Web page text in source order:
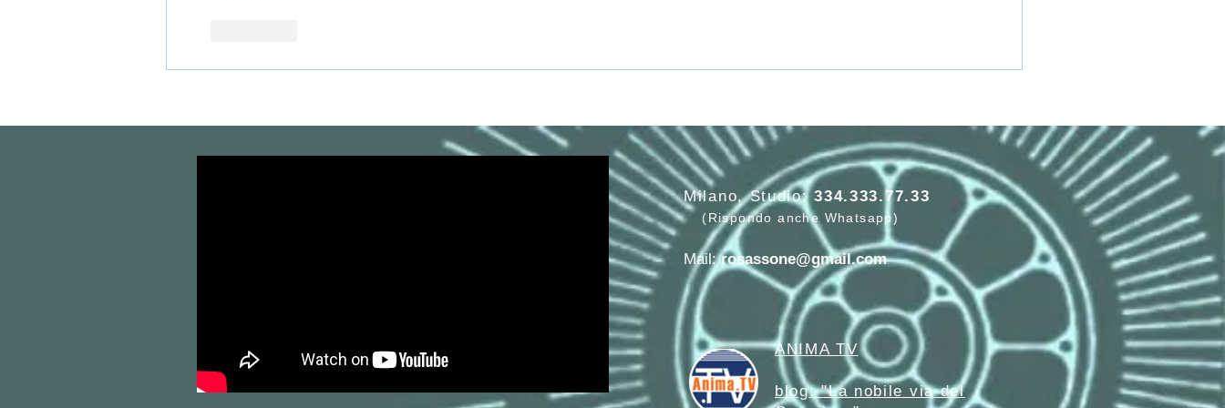
Milano, Studio:334.333.77.33
(Rispondo anche Whatsapp)
Mail:rosassone@gmail.com
ANIMA TV
blog: "La nobile via del